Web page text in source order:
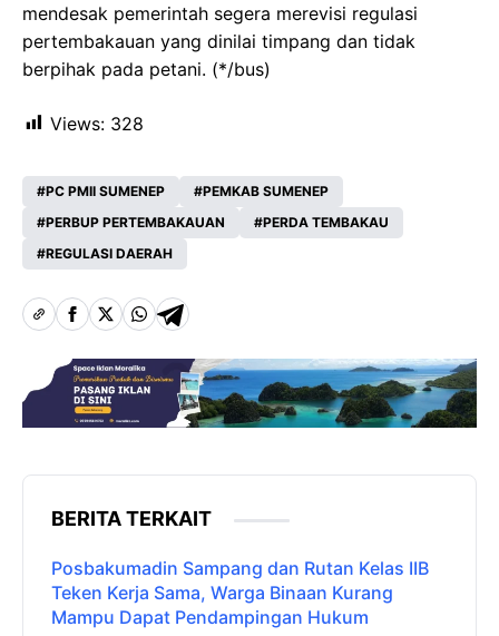
mendesak pemerintah segera merevisi regulasi
pertembakauan yang dinilai timpang dan tidak
berpihak pada petani. (*/bus)
Views: 328
PC PMII SUMENEP
PEMKAB SUMENEP
PERBUP PERTEMBAKAUAN
PERDA TEMBAKAU
REGULASI DAERAH
BERITA TERKAIT
Posbakumadin Sampang dan Rutan Kelas IIB
Teken Kerja Sama, Warga Binaan Kurang
Mampu Dapat Pendampingan Hukum